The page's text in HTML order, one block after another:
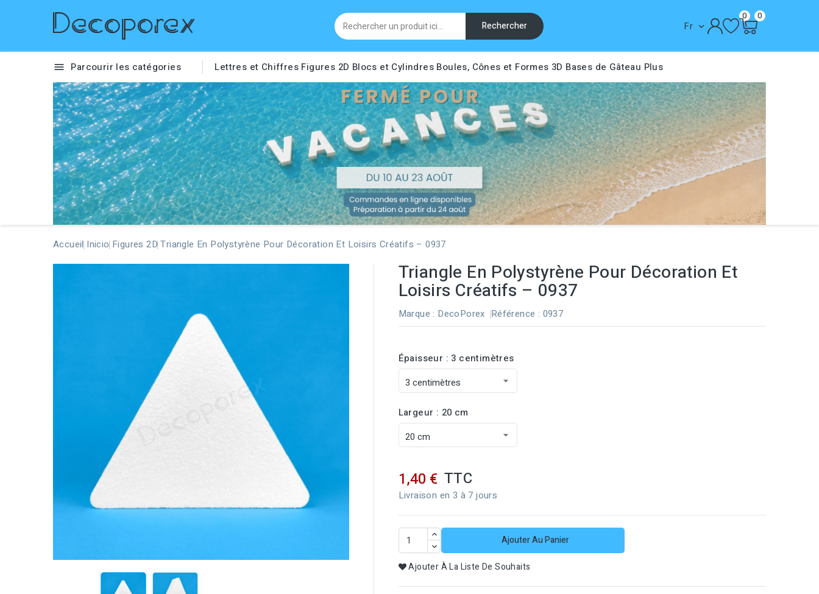
Rechercher Fr 
0 0
 Parcourir les catégories Lettres et Chiffres Figures 2D Blocs et Cylindres Boules, Cônes et Formes 3D Bases de Gâteau Plus
Accueil Inicio Figures 2D Triangle En Polystyrène Pour Décoration Et Loisirs Créatifs – 0937
Triangle En Polystyrène Pour Décoration Et
Loisirs Créatifs – 0937
Marque : DecoPorex Référence : 0937
Épaisseur : 3 centimètres
Largeur : 20 cm
1,40 € TTC
Livraison en 3 à 7 jours
Ajouter Au Panier
Ajouter À La Liste De Souhaits